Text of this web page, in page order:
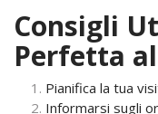
Consigli
Perfetta
Pianifica la tua
Informarsi sugli